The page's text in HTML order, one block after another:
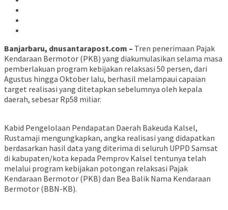
Banjarbaru, dnusantarapost.com – Tren penerimaan Pajak
Kendaraan Bermotor (PKB) yang diakumulasikan selama masa
pemberlakuan program kebijakan relaksasi 50 persen, dari
Agustus hingga Oktober lalu, berhasil melampaui capaian
target realisasi yang ditetapkan sebelumnya oleh kepala
daerah, sebesar Rp58 miliar.
Kabid Pengelolaan Pendapatan Daerah Bakeuda Kalsel,
Rustamaji mengungkapkan, angka realisasi yang didapatkan
berdasarkan hasil data yang diterima di seluruh UPPD Samsat
di kabupaten/kota kepada Pemprov Kalsel tentunya telah
melalui program kebijakan potongan relaksasi Pajak
Kendaraan Bermotor (PKB) dan Bea Balik Nama Kendaraan
Bermotor (BBN-KB).